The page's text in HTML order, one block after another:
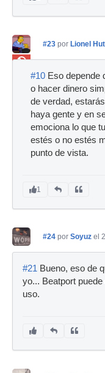
Ban
#23 por Lionel
#10 Eso depende
o hacer dinero
de verdad,
haya gente y en
emociona lo que
estés o no estés
punto de vista.
1
#24 por Soyuz el
#21 Bueno, eso de
yo... Beatport
uso.